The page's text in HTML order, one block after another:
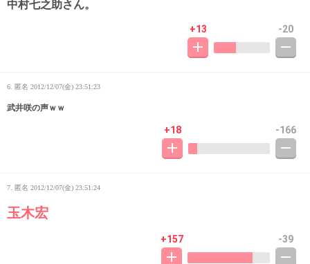
中村七之助さん。
+13 -20
6. 匿名 2012/12/07(金) 23:51:23
武井咲の声ｗｗ
+18 -166
7. 匿名 2012/12/07(金) 23:51:24
玉木宏
+157 -39